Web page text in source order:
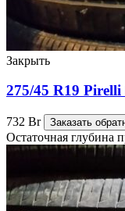
Закрыть
275/45 R19
732 Br Заказать
Остаточная глубина